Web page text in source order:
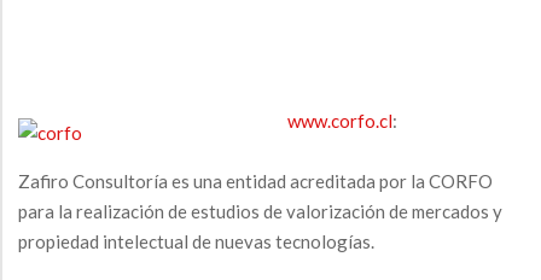
www.corfo.cl:
Zafiro Consultoría es una entidad acreditada por la CORFO
para la realización de estudios de valorización de mercados y
propiedad intelectual de nuevas tecnologías.